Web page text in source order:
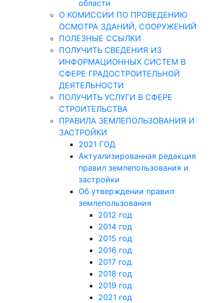
области
О КОМИССИИ ПО ПРОВЕДЕНИЮ
ОСМОТРА ЗДАНИЙ, СООРУЖЕНИЙ
ПОЛЕЗНЫЕ ССЫЛКИ
ПОЛУЧИТЬ СВЕДЕНИЯ ИЗ
ИНФОРМАЦИОННЫХ СИСТЕМ В
СФЕРЕ ГРАДОСТРОИТЕЛЬНОЙ
ДЕЯТЕЛЬНОСТИ
ПОЛУЧИТЬ УСЛУГИ В СФЕРЕ
СТРОИТЕЛЬСТВА
ПРАВИЛА ЗЕМЛЕПОЛЬЗОВАНИЯ И
ЗАСТРОЙКИ
2021 ГОД
Актуализированная редакция
правил землепользования и
застройки
Об утверждении правил
землепользования
2012 год
2014 год
2015 год
2016 год
2017 год
2018 год
2019 год
2021 год